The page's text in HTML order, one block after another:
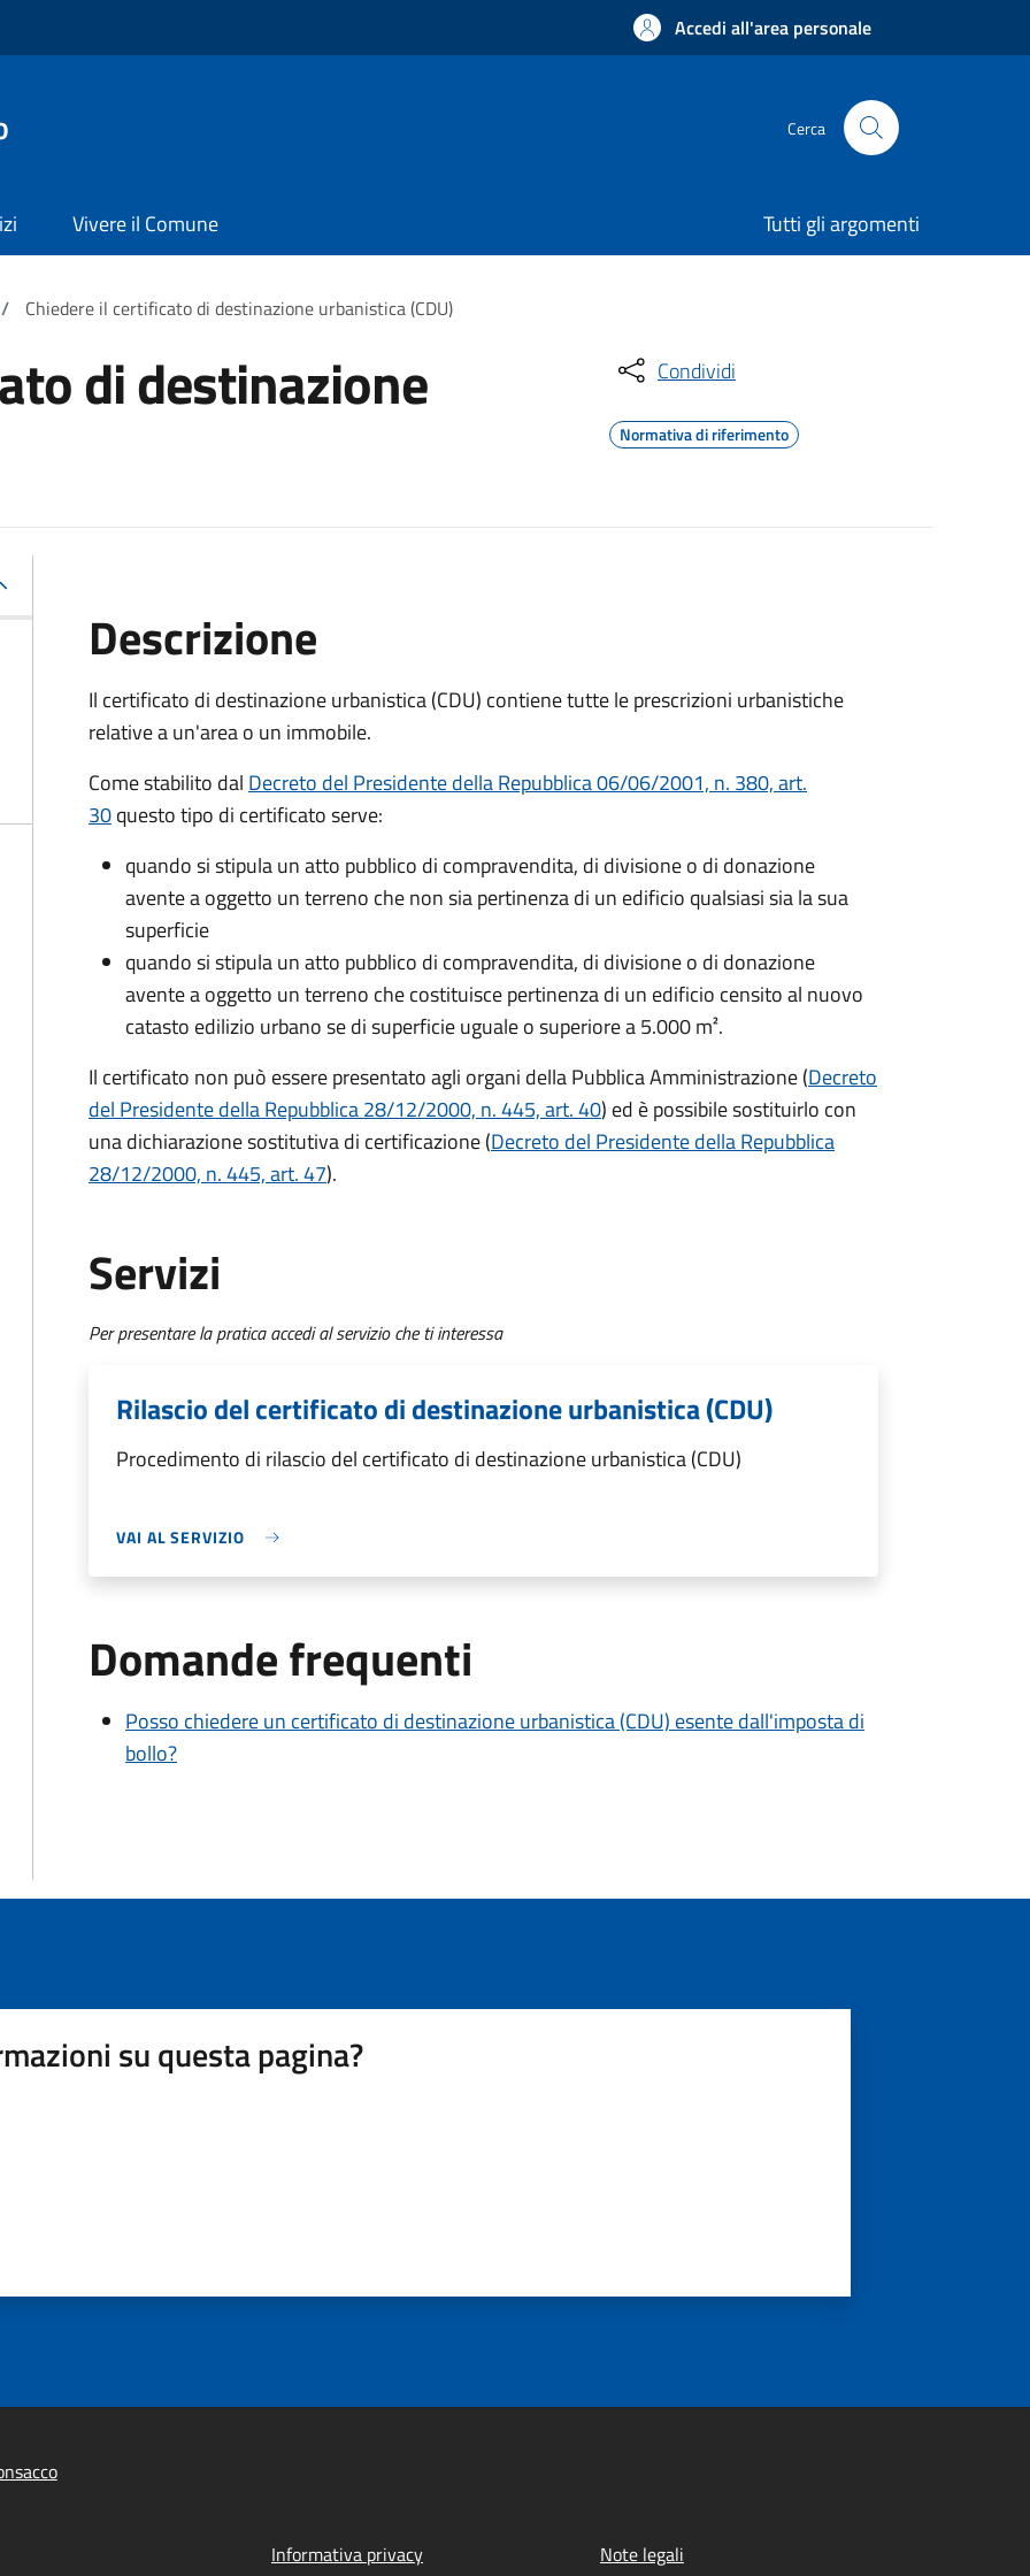
Accedi all'area personale
Cerca
Vivere il Comune Tutti gli argomenti
/ Chiedere il certificato di destinazione urbanistica (CDU)
di destinazione Condividi
Normativa di riferimento
Descrizione
Il certificato di destinazione urbanistica (CDU) contiene tutte le prescrizioni urbanistiche
relative a un'area o un immobile.
Come stabilito dal Decreto del Presidente della Repubblica 06/06/2001, n. 380, art.
30questo tipo di certificato serve:
quando si stipula un atto pubblico di compravendita, di divisione o di donazione
avente a oggetto un terreno che non sia pertinenza di un edificio qualsiasi sia la sua
superficie
quando si stipula un atto pubblico di compravendita, di divisione o di donazione
avente a oggetto un terreno che costituisce pertinenza di un edificio censito al nuovo
catasto edilizio urbano se di superficie uguale o superiore a 5.000 m².
Il certificato non può essere presentato agli organi della Pubblica Amministrazione (Decreto
del Presidente della Repubblica 28/12/2000, n. 445, art. 40) ed è possibile sostituirlo con
una dichiarazione sostitutiva di certificazione(Decreto del Presidente della Repubblica
28/12/2000, n. 445, art. 47).
Servizi
Per presentare la pratica accedi al servizio che ti interessa
Rilascio del certificato di destinazione urbanistica (CDU)
Procedimento di rilascio del certificato di destinazione urbanistica (CDU)
VAI AL SERVIZIO
Domande frequenti
Posso chiedere un certificato di destinazione urbanistica (CDU) esente dall'imposta di
bollo?
su questa pagina?
Informativa privacy Note legali